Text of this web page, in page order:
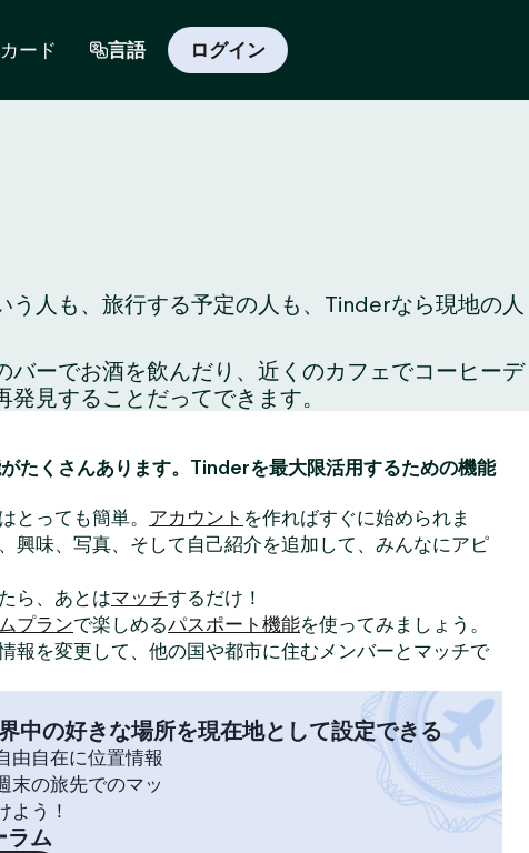
ード 言語 ログイン
人も、旅行する予定の人も、Tinderなら現地の人
ーでお酒を飲んだり、近くのカフェでコーヒーデ
見することだってできます。
たくさんあります。Tinderを最大限活用するための機能
とっても簡単。 アカウント を作ればすぐに始められま
興味、写真、そして自己紹介を追加して、みんなにアピ
ら、あとはマッチするだけ！
プランで楽しめるパスポート機能を使ってみましょう。
報を変更して、他の国や都市に住むメンバーとマッチで
中の好きな場所を現在地として設定できる
由自在に位置情報
末の旅先でのマッ
よう！
ラム